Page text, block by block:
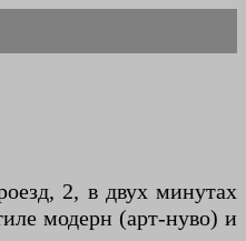
2, в двух минутах
модерн (арт-нуво) и